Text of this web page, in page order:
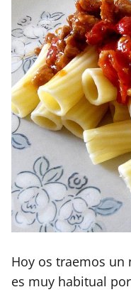
Hoy os traemos un
es muy habitual